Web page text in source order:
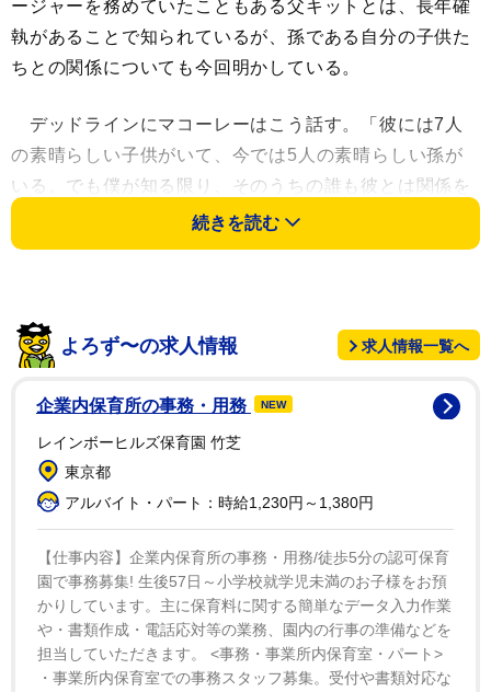
ージャーを務めていたこともある父キットとは、長年確
執があることで知られているが、孫である自分の子供た
ちとの関係についても今回明かしている。
デッドラインにマコーレーはこう話す。「彼には7人
の素晴らしい子供がいて、今では5人の素晴らしい孫が
いる。でも僕が知る限り、そのうちの誰も彼とは関係を
持ちたがっていない。まったくね」「僕の兄弟があの人
と関係を持ちたいなら、それは構わない。僕には家に美
でいくことになるだろうけど、僕は当然のこと、と思う
だろうね」
マコーレーは、およそ30年間口をきいていない父に「自
分の言い分を伝える」つもりは一切ないと続けている。
続きを読む
よろず〜の求人情報 求人情報一覧へ
企業内保育所の事務・用務 NEW
レインボーヒルズ保育園 竹芝
東京都
アルバイト・パート：時給1,230円～1,380円
【仕事内容】企業内保育所の事務・用務/徒歩5分の認可保育
園で事務募集! 生後57日～小学校就学児未満のお子様をお預
かりしています。主に保育料に関する簡単なデータ入力作業
や・書類作成・電話応対等の業務、園内の行事の準備などを
担当していただきます。 <事務・事業所内保育室・パート>
・事業所内保育室での事務スタッフ募集。受付や書類対応な